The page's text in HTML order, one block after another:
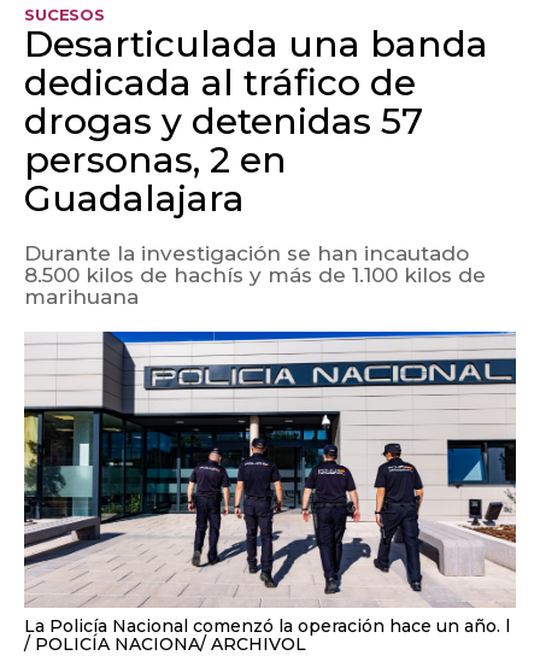
SUCESOS
Desarticulada una banda
dedicada al tráfico de
drogas y detenidas 57
personas, 2 en
Guadalajara
Durante la investigación se han incautado
8.500 kilos de hachís y más de 1.100 kilos de
marihuana
La Policía Nacional comenzó la operación hace un año. l
POLICÍA NACIONA/ ARCHIVOL